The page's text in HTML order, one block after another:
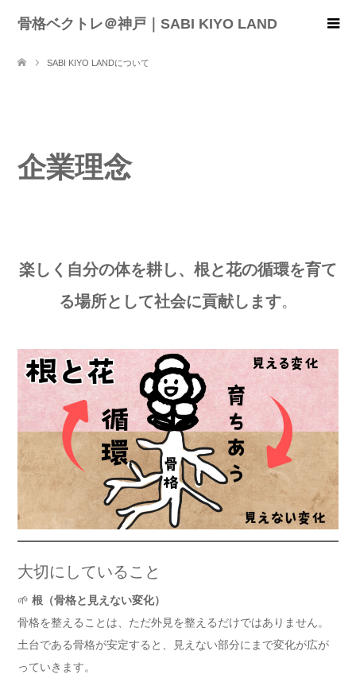
骨格ベクトレ＠神戸｜SABI KIYO LAND
SABI KIYO LANDについて
企業理念
楽しく自分の体を耕し、根と花の循環を育て
る場所として社会に貢献します。
大切にしていること
🌱 根（骨格と見えない変化）
骨格を整えることは、ただ外見を整えるだけではありません。
土台である骨格が安定すると、見えない部分にまで変化が広が
っていきます。